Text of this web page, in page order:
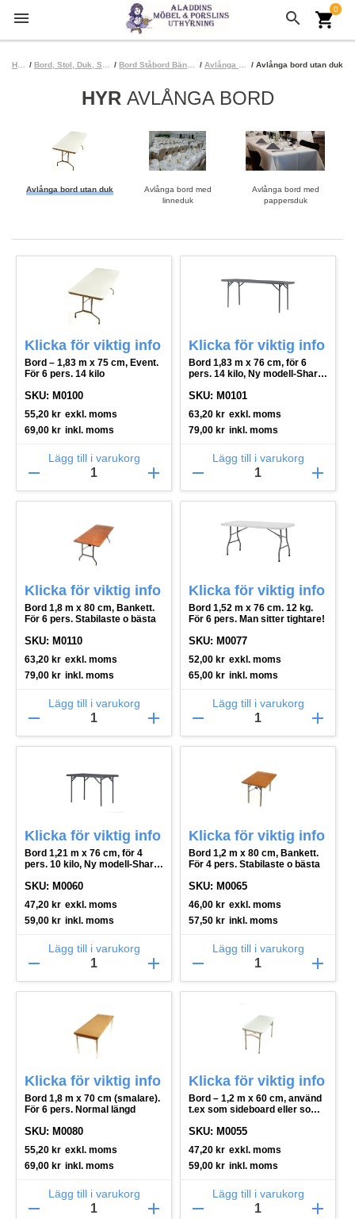
menu search 0
shopping_cart
/ / / / Avlånga bord utan duk
HYR AVLÅNGA BORD
Avlånga bord utan duk
Avlånga bord med
linneduk
Avlånga bord med
pappersduk
Klicka för viktig info
Bord – 1,83 m x 75 cm, Event.
För 6 pers. 14 kilo
SKU: M0100
55,20 kr exkl. moms
69,00 kr inkl. moms
Lägg till i varukorg
remove add
Klicka för viktig info
Bord 1,83 m x 76 cm, för 6
pers. 14 kilo, Ny modell-Shark
SKU: M0101
63,20 kr exkl. moms
79,00 kr inkl. moms
Lägg till i varukorg
remove add
Klicka för viktig info
Bord 1,8 m x 80 cm, Bankett.
För 6 pers. Stabilaste o bästa
SKU: M0110
63,20 kr exkl. moms
79,00 kr inkl. moms
Lägg till i varukorg
remove add
Klicka för viktig info
Bord 1,52 m x 76 cm. 12 kg.
För 6 pers. Man sitter tightare!
SKU: M0077
52,00 kr exkl. moms
65,00 kr inkl. moms
Lägg till i varukorg
remove add
Klicka för viktig info
Bord 1,21 m x 76 cm, för 4
pers. 10 kilo, Ny modell-Shark
SKU: M0060
47,20 kr exkl. moms
59,00 kr inkl. moms
Lägg till i varukorg
remove add
Klicka för viktig info
Bord 1,2 m x 80 cm, Bankett.
För 4 pers. Stabilaste o bästa
SKU: M0065
46,00 kr exkl. moms
57,50 kr inkl. moms
Lägg till i varukorg
remove add
Klicka för viktig info
Bord 1,8 m x 70 cm (smalare).
För 6 pers. Normal längd
SKU: M0080
55,20 kr exkl. moms
69,00 kr inkl. moms
Lägg till i varukorg
remove add
Klicka för viktig info
Bord – 1,2 m x 60 cm, använd
t.ex som sideboard eller som
SKU: M0055
47,20 kr exkl. moms
59,00 kr inkl. moms
Lägg till i varukorg
remove add